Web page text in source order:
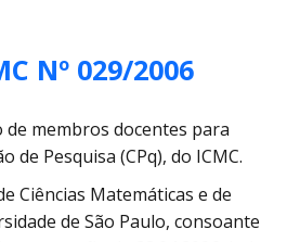
Nº 029/2006
de membros docentes para
de Pesquisa (CPq), do ICMC.
Ciências Matemáticas e de
de São Paulo, consoante